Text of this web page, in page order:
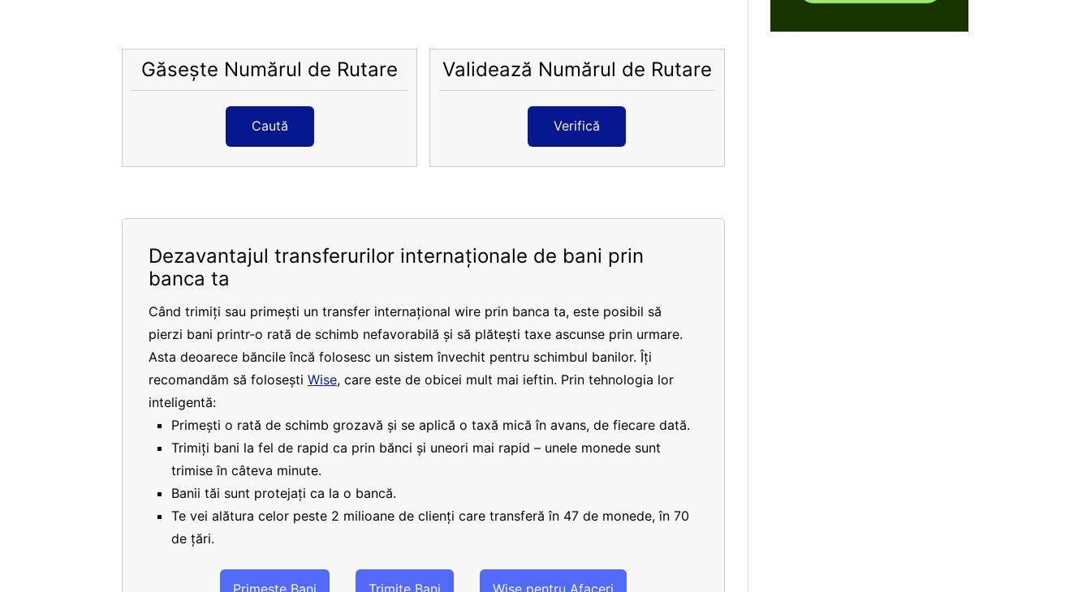
Găsește Numărul de Rutare
Caută
Validează Numărul de Rutare
Verifică
Dezavantajul transferurilor internaționale de bani prin
banca ta
Când trimiți sau primești un transfer internațional wire prin banca ta, este posibil să
pierzi bani printr-o rată de schimb nefavorabilă și să plătești taxe ascunse prin urmare.
Asta deoarece băncile încă folosesc un sistem învechit pentru schimbul banilor. Îți
recomandăm să folosești Wise, care este de obicei mult mai ieftin. Prin tehnologia lor
inteligentă:
Primești o rată de schimb grozavă și se aplică o taxă mică în avans, de fiecare dată.
Trimiți bani la fel de rapid ca prin bănci și uneori mai rapid – unele monede sunt
trimise în câteva minute.
Banii tăi sunt protejați ca la o bancă.
Te vei alătura celor peste 2 milioane de clienți care transferă în 47 de monede, în 70
de țări.
Primește Bani Trimite Bani Wise pentru Afaceri